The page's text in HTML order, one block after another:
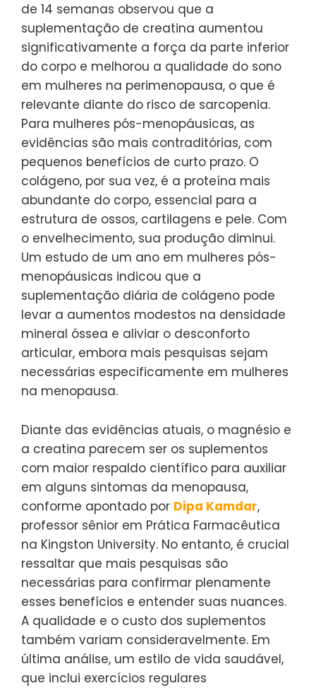
de 14 semanas observou que a
suplementação de creatina aumentou
significativamente a força da parte inferior
do corpo e melhorou a qualidade do sono
em mulheres na perimenopausa, o que é
relevante diante do risco de sarcopenia.
Para mulheres pós-menopáusicas, as
evidências são mais contraditórias, com
pequenos benefícios de curto prazo. O
colágeno, por sua vez, é a proteína mais
abundante do corpo, essencial para a
estrutura de ossos, cartilagens e pele. Com
o envelhecimento, sua produção diminui.
Um estudo de um ano em mulheres pós-
menopáusicas indicou que a
suplementação diária de colágeno pode
levar a aumentos modestos na densidade
mineral óssea e aliviar o desconforto
articular, embora mais pesquisas sejam
necessárias especificamente em mulheres
na menopausa.
Diante das evidências atuais, o magnésio e
a creatina parecem ser os suplementos
com maior respaldo científico para auxiliar
em alguns sintomas da menopausa,
conforme apontado por Dipa Kamdar,
professor sênior em Prática Farmacêutica
na Kingston University. No entanto, é crucial
ressaltar que mais pesquisas são
necessárias para confirmar plenamente
esses benefícios e entender suas nuances.
A qualidade e o custo dos suplementos
também variam consideravelmente. Em
última análise, um estilo de vida saudável,
que inclui exercícios regulares